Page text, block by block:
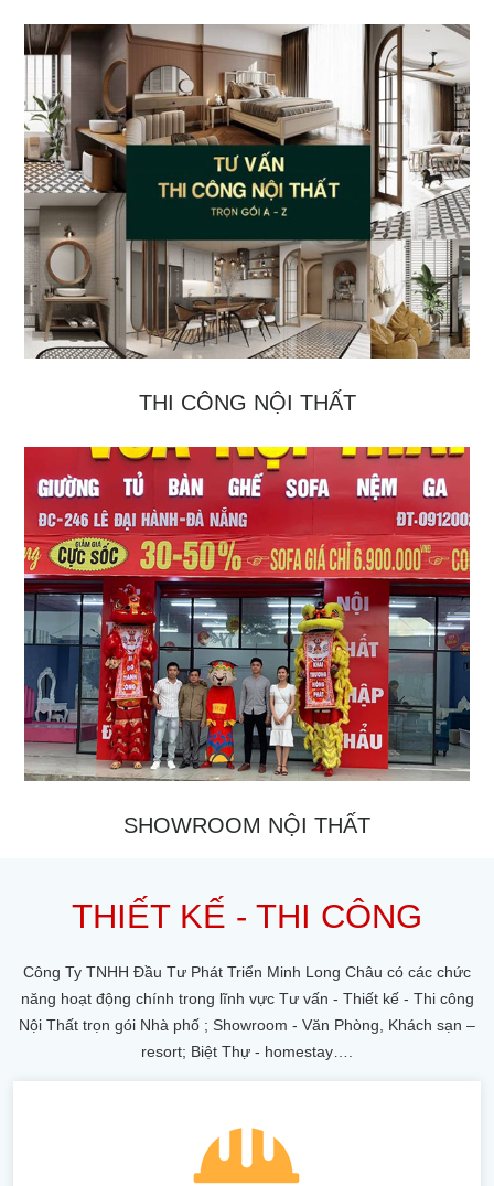
THI CÔNG NỘI THẤT
SHOWROOM NỘI THẤT
THIẾT KẾ - THI CÔNG
Công Ty TNHH Đầu Tư Phát Triển Minh Long Châu có các chức
năng hoạt động chính trong lĩnh vực Tư vấn - Thiết kế - Thi công
Nội Thất trọn gói Nhà phố ; Showroom - Văn Phòng, Khách sạn –
resort; Biệt Thự - homestay….